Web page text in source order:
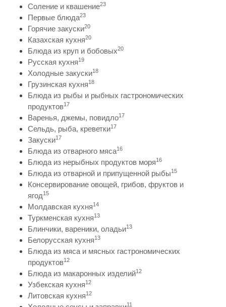
Соление и квашение23
Первые блюда23
Горячие закуски20
Казахская кухня20
Блюда из круп и бобовых20
Русская кухня19
Холодные закуски18
Грузинская кухня18
Блюда из рыбы и рыбных гастрономических
продуктов17
Варенья, джемы, повидло17
Сельдь, рыба, креветки17
Закуски17
Блюда из отварного мяса16
Блюда из нерыбных продуктов моря16
Блюда из отварной и припущенной рыбы15
Консервирование овощей, грибов, фруктов и
ягод15
Молдавская кухня14
Туркменская кухня13
Блинчики, вареники, оладьи13
Белорусская кухня13
Блюда из мяса и мясных гастрономических
продуктов12
Блюда из макаронных изделий12
Узбекская кухня12
Литовская кухня12
11